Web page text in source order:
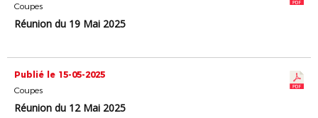
Coupes
Réunion du 19 Mai 2025
Publié le 15-05-2025
Coupes
Réunion du 12 Mai 2025